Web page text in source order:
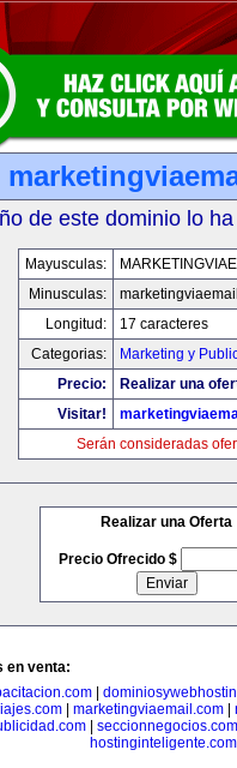
de este dominio lo
Mayusculas:
Minusculas:
Longitud:
17 caracteres
Categorias:
Marketing y
Precio:
Realizar una
Visitar!
Serán consideradas
Realizar una Oferta
Precio Ofrecido $
en venta:
| marketingviaemail.com|
| seccionnegocios.com
hostinginteligente.com